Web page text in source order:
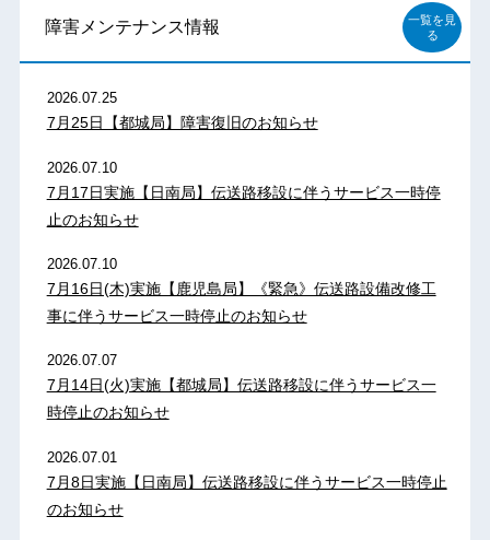
障害メンテナンス情報
一覧を見
る
2026.07.25
7月25日【都城局】障害復旧のお知らせ
2026.07.10
7月17日実施【日南局】伝送路移設に伴うサービス一時停
止のお知らせ
2026.07.10
7月16日(木)実施【鹿児島局】《緊急》伝送路設備改修工
事に伴うサービス一時停止のお知らせ
2026.07.07
7月14日(火)実施【都城局】伝送路移設に伴うサービス一
時停止のお知らせ
2026.07.01
7月8日実施【日南局】伝送路移設に伴うサービス一時停止
のお知らせ